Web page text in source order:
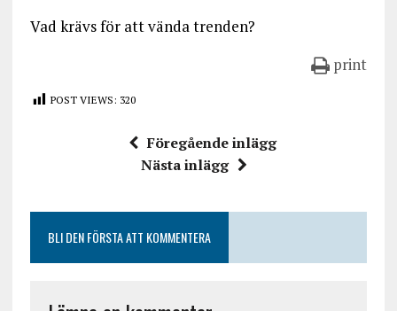
Vad krävs för att vända trenden?
print
POST VIEWS: 320
Föregående inlägg
Nästa inlägg
BLI DEN FÖRSTA ATT KOMMENTERA